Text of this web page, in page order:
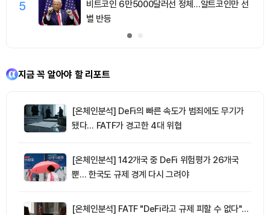
5
비트코인 6만5000달러선 정체…알트코인만 선
별 반등
지금 꼭 알아야 할 리포트
[온체인분석] DeFi의 빠른 속도가 범죄에도 무기가
됐다… FATF가 경고한 4대 위협
[온체인분석] 142개국 중 DeFi 위험평가 26개국
뿐… 한국도 규제 경계 다시 그려야
[온체인분석] FATF "DeFi라고 규제 피할 수 없다"…